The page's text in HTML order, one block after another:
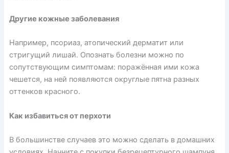
Другие кожные заболевания
Например, псориаз, атопический дерматит или
стригущий лишай. Опознать болезни можно по
сопутствующим симптомам: поражённая ими кожа
чешется, на ней появляются округлые пятна разных
оттенков красного.
Как избавиться от перхоти
В большинстве случаев это можно сделатьв домашних